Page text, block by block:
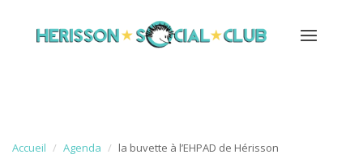
Accueil Agenda la buvette à l’EHPAD de Hérisson